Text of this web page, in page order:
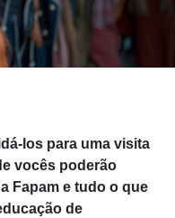
los para uma visita
vocês poderão
Fapam e tudo o que
de